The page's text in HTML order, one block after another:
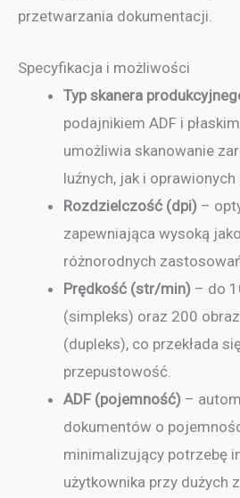
przetwarzania dokumentacji.
Specyfikacja i możliwości
Typ skanera
podajnikiem ADF i
umożliwia skanowanie
luźnych, jak i oprawionych
Rozdzielczość (dpi) –
zapewniająca wysoką
różnorodnych
Prędkość (str/min) – do
(simpleks) oraz 200
(dupleks), co przekłada
przepustowość.
ADF (pojemność) –
dokumentów o
minimalizujący potrzebę
użytkownika przy dużych